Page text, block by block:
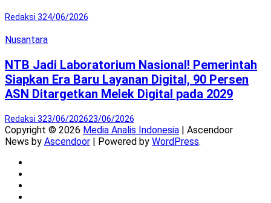
Redaksi 324/06/2026
Nusantara
NTB Jadi Laboratorium Nasional! Pemerintah
Siapkan Era Baru Layanan Digital, 90 Persen
ASN Ditargetkan Melek Digital pada 2029
Redaksi 323/06/202623/06/2026
Copyright © 2026 Media Analis Indonesia | Ascendoor
News by Ascendoor | Powered by WordPress.